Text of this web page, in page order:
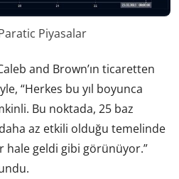
Piyasalar
and Brown’ın ticaretten
“Herkes bu yıl boyunca
Bu noktada, 25 baz
az etkili olduğu temelinde
hale geldi gibi görünüyor.”